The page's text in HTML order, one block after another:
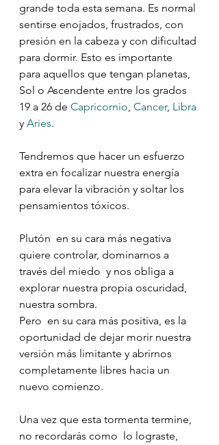
grande toda esta semana. Es normal
sentirse enojados, frustrados, con
presión en la cabeza y con dificultad
para dormir. Esto es importante
para aquellos que tengan planetas,
Sol o Ascendente entre los grados
19 a 26 de Capricornio, Cancer, Libra
y Aries.
Tendremos que hacer un esfuerzo
extra en focalizar nuestra energía
para elevar la vibración y soltar los
pensamientos tóxicos.
Plutón  en su cara más negativa
quiere controlar, dominarnos a
través del miedo  y nos obliga a
explorar nuestra propia oscuridad,
nuestra sombra.
Pero  en su cara más positiva, es la
oportunidad de dejar morir nuestra
versión más limitante y abrirnos
completamente libres hacia un
nuevo comienzo.
Una vez que esta tormenta termine,
no recordarás como  lo lograste,